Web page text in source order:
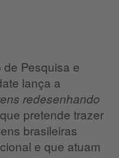
Pesquisa e
lança a
redesenhando
pretende trazer
brasileiras
e que atuam